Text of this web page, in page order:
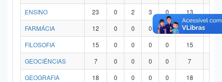
ENSINO
23 0 2 3 0 13
FARMÁCIA
12 0 0 0 0 12
FILOSOFIA
15 0 0 0 0 15
GEOCIÊNCIAS
7 0 0 0 0 7
GEOGRAFIA
18 0 0 0 0 18